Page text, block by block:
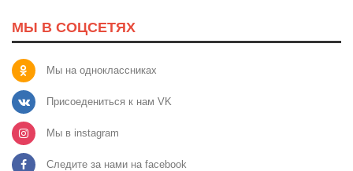
МЫ В СОЦСЕТЯХ
Мы на одноклассниках
Присоедениться к нам VK
Мы в instagram
Следите за нами на facebook